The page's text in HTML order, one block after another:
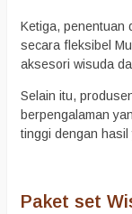
Ketiga, penentuan
secara fleksibel
aksesori wisuda
Selain itu,
berpengalaman
tinggi dengan
Paket set